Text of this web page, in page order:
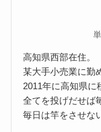
高知県西部在住。
某大手小売業に勤
2011年に高知県に
全てを投げだせば
毎日は竿をさせな